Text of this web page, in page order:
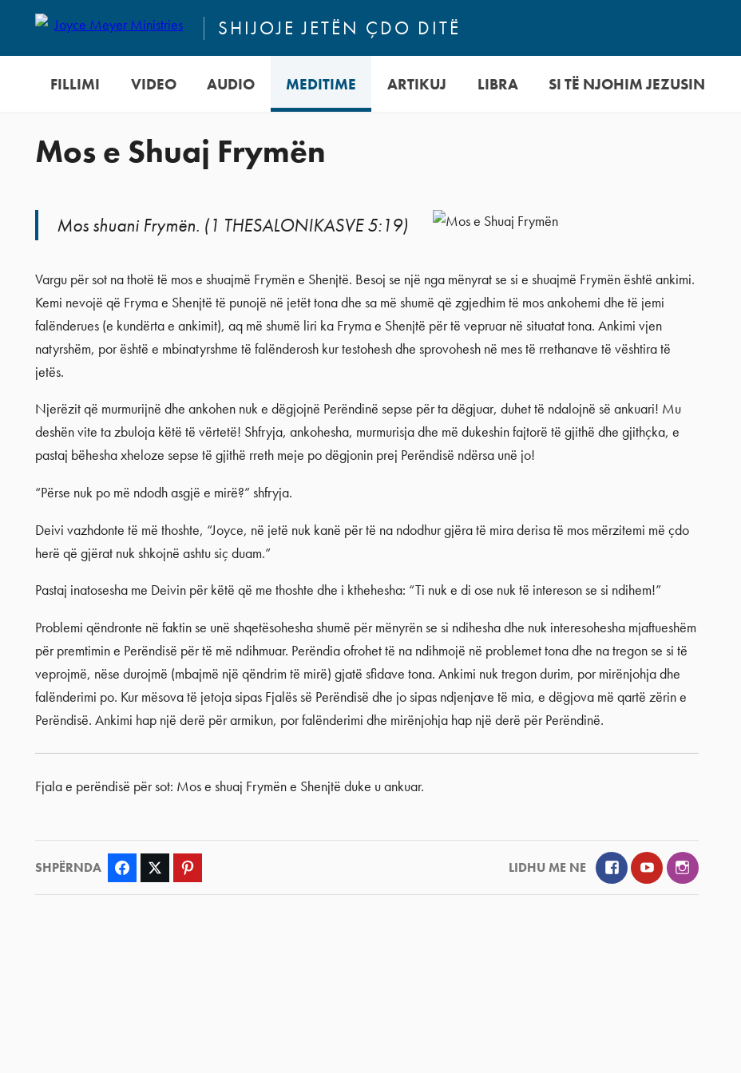
SHIJOJE JETËN ÇDO DITË
FILLIMI VIDEO AUDIO MEDITIME ARTIKUJ LIBRA SI TË NJOHIM JEZUSIN
Mos e Shuaj Frymën
Mos shuani Frymën. (1 THESALONIKASVE 5:19)
Vargu për sot na thotë të mos e shuajmë Frymën e Shenjtë. Besoj se një nga mënyrat se si e shuajmë Frymën është ankimi.
Kemi nevojë që Fryma e Shenjtë të punojë në jetët tona dhe sa më shumë që zgjedhim të mos ankohemi dhe të jemi
falënderues (e kundërta e ankimit), aq më shumë liri ka Fryma e Shenjtë për të vepruar në situatat tona. Ankimi vjen
natyrshëm, por është e mbinatyrshme të falënderosh kur testohesh dhe sprovohesh në mes të rrethanave të vështira të
jetës.
Njerëzit që murmurijnë dhe ankohen nuk e dëgjojnë Perëndinë sepse për ta dëgjuar, duhet të ndalojnë së ankuari! Mu
deshën vite ta zbuloja këtë të vërtetë! Shfryja, ankohesha, murmurisja dhe më dukeshin fajtorë të gjithë dhe gjithçka, e
pastaj bëhesha xheloze sepse të gjithë rreth meje po dëgjonin prej Perëndisë ndërsa unë jo!
“Përse nuk po më ndodh asgjë e mirë?” shfryja.
Deivi vazhdonte të më thoshte, “Joyce, në jetë nuk kanë për të na ndodhur gjëra të mira derisa të mos mërzitemi më çdo
herë që gjërat nuk shkojnë ashtu siç duam.”
Pastaj inatosesha me Deivin për këtë që me thoshte dhe i kthehesha: “Ti nuk e di ose nuk të intereson se si ndihem!”
Problemi qëndronte në faktin se unë shqetësohesha shumë për mënyrën se si ndihesha dhe nuk interesohesha mjaftueshëm
për premtimin e Perëndisë për të më ndihmuar. Perëndia ofrohet të na ndihmojë në problemet tona dhe na tregon se si të
veprojmë, nëse durojmë (mbajmë një qëndrim të mirë) gjatë sfidave tona. Ankimi nuk tregon durim, por mirënjohja dhe
falënderimi po. Kur mësova të jetoja sipas Fjalës së Perëndisë dhe jo sipas ndjenjave të mia, e dëgjova më qartë zërin e
Perëndisë. Ankimi hap një derë për armikun, por falënderimi dhe mirënjohja hap një derë për Perëndinë.
Fjala e perëndisë për sot: Mos e shuaj Frymën e Shenjtë duke u ankuar.
SHPËRNDA Facebook Twitter LIDHU ME NE FacebookYouTubeInstagram